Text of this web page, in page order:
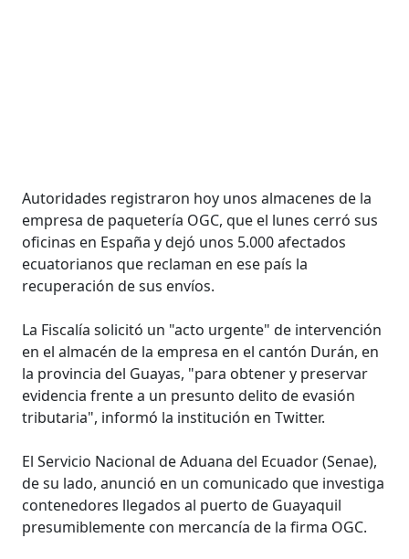
Autoridades registraron hoy unos almacenes de la
empresa de paquetería OGC, que el lunes cerró sus
oficinas en España y dejó unos 5.000 afectados
ecuatorianos que reclaman en ese país la
recuperación de sus envíos.
La Fiscalía solicitó un "acto urgente" de intervención
en el almacén de la empresa en el cantón Durán, en
la provincia del Guayas, "para obtener y preservar
evidencia frente a un presunto delito de evasión
tributaria", informó la institución en Twitter.
El Servicio Nacional de Aduana del Ecuador (Senae),
de su lado, anunció en un comunicado que investiga
contenedores llegados al puerto de Guayaquil
presumiblemente con mercancía de la firma OGC.